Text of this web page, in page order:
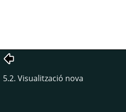
5.2. Visualització nova